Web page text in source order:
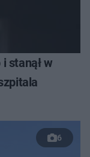
stanął w
6